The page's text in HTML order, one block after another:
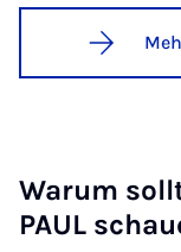
War­um
PAUL